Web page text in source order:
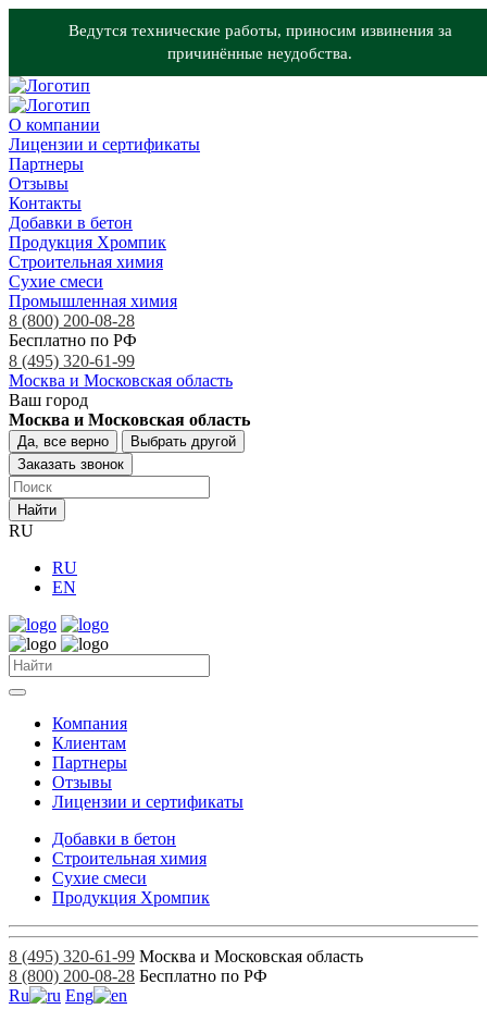
Ведутся технические работы, приносим извинения за
причинённые неудобства.
О компании
Лицензии и сертификаты
Партнеры
Отзывы
Контакты
Добавки в бетон
Продукция Хромпик
Строительная химия
Сухие смеси
Промышленная химия
8 (800) 200-08-28
Бесплатно по РФ
8 (495) 320-61-99
Москва и Московская область
Ваш город
Москва и Московская область
Да, все верно
Выбрать другой
Заказать звонок
Найти
RU
RU
EN
Компания
Клиентам
Партнеры
Отзывы
Лицензии и сертификаты
Добавки в бетон
Строительная химия
Сухие смеси
Продукция Хромпик
8 (495) 320-61-99 Москва и Московская область
8 (800) 200-08-28 Бесплатно по РФ
Ru
Eng